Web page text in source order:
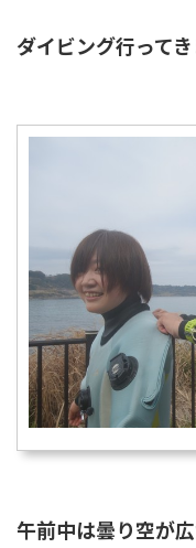
ダイビング行って
午前中は曇り空が